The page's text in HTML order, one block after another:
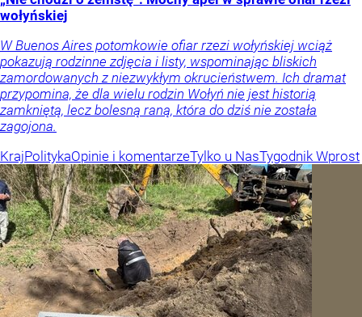
wołyńskiej
W Buenos Aires potomkowie ofiar rzezi wołyńskiej wciąż
pokazują rodzinne zdjęcia i listy, wspominając bliskich
zamordowanych z niezwykłym okrucieństwem. Ich dramat
przypomina, że dla wielu rodzin Wołyń nie jest historią
zamkniętą, lecz bolesną raną, która do dziś nie została
zagojona.
KrajPolitykaOpinie i komentarzeTylko u NasTygodnik Wprost